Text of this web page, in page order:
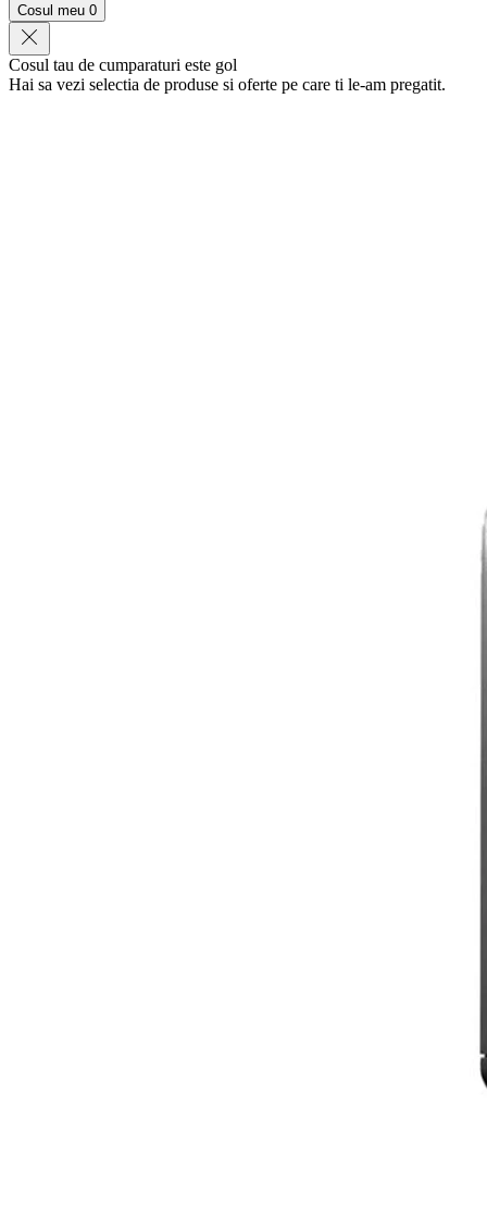
Cosul meu 0
Cosul tau de cumparaturi este gol
Hai sa vezi selectia de produse si oferte pe care ti le-am pregatit.